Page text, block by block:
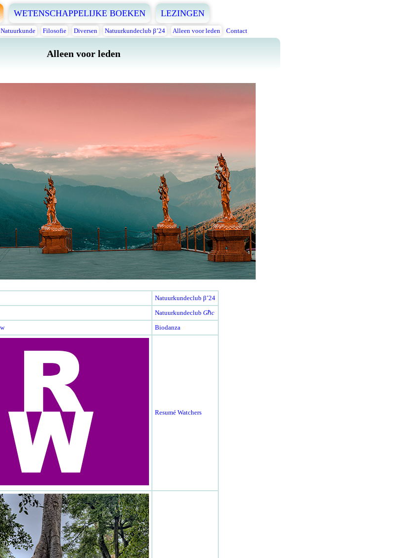
WETENSCHAPPELIJKE BOEKEN LEZINGEN
Natuurkunde Filosofie Diversen Natuurkundeclub β’24 Alleen voor leden Contact
Alleen voor leden
Natuurkundeclub β’24
Natuurkundeclub Gℏc
Biodanza
Resumé Watchers